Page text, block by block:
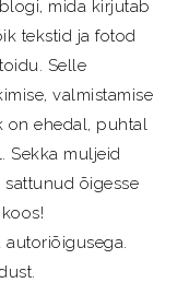
mida kirjutab
tekstid ja fotod
Selle
valmistamise
on ehedal, puhtal
Sekka muljeid
õigesse